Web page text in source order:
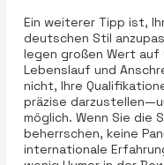
Ein weiterer Tipp ist,
deutschen Stil
legen großen Wert auf
Lebenslauf und
nicht, Ihre
präzise
möglich. Wenn Sie die
beherrschen, keine
internationale